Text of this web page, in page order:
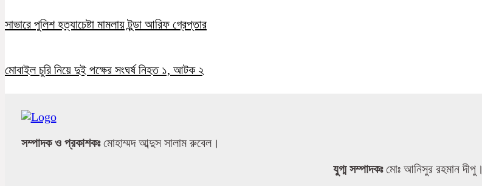
সাভারে পুলিশ হত্যাচেষ্টা মামলায় টুন্ডা আরিফ গ্রেপ্তার
মোবাইল চুরি নিয়ে দুই পক্ষের সংঘর্ষ নিহত ১, আটক ২
সম্পাদক ও প্রকাশকঃমোহাম্মদ আব্দুস সালাম রুবেল।
যুগ্ম সম্পাদকঃমোঃ আনিসুর রহমান দীপু।